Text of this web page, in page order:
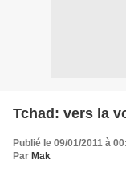
Tchad: vers la
Publié le 09/01/2011 à
Par Mak